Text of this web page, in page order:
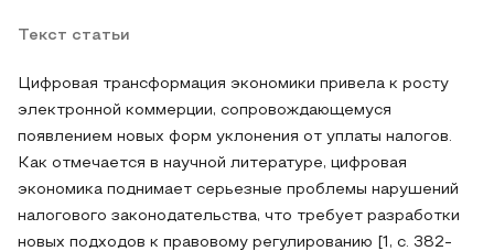
Текст статьи
Цифровая трансформация экономики привела к росту
электронной коммерции, сопровождающемуся
появлением новых форм уклонения от уплаты налогов.
Как отмечается в научной литературе, цифровая
экономика поднимает серьезные проблемы нарушений
налогового законодательства, что требует разработки
новых подходов к правовому регулированию [1, с. 382-